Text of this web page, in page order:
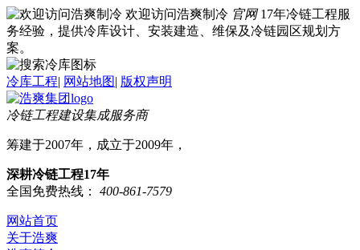
欢迎访问浩爽制冷 官网 17年冷链工程服
务经验，提供冷库设计、安装建造、维保及冷链园区规划方
案。
冷库工程| 网站地图| 版权声明
冷链工程建设集成服务商
筹建于2007年，成立于2009年，
深耕冷链工程17年
全国免费热线：
400-861-7579
网站首页
关于浩爽